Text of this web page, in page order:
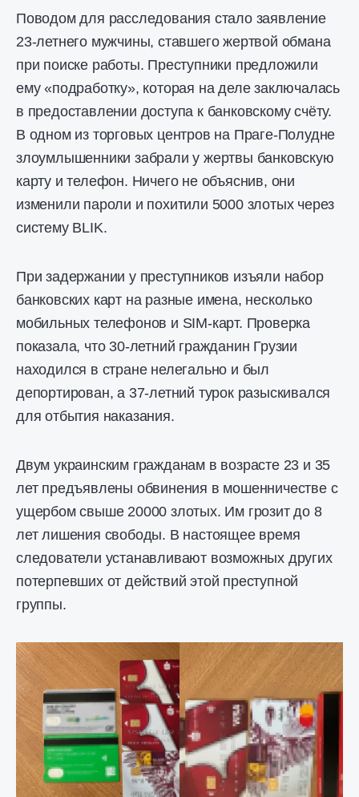
Поводом для расследования стало заявление
23-летнего мужчины, ставшего жертвой обмана
при поиске работы. Преступники предложили
ему «подработку», которая на деле заключалась
в предоставлении доступа к банковскому счёту.
В одном из торговых центров на Праге-Полудне
злоумлышенники забрали у жертвы банковскую
карту и телефон. Ничего не объяснив, они
изменили пароли и похитили 5000 злотых через
систему BLIK.
При задержании у преступников изъяли набор
банковских карт на разные имена, несколько
мобильных телефонов и SIM-карт. Проверка
показала, что 30-летний гражданин Грузии
находился в стране нелегально и был
депортирован, а 37-летний турок разыскивался
для отбытия наказания.
Двум украинским гражданам в возрасте 23 и 35
лет предъявлены обвинения в мошенничестве с
ущербом свыше 20000 злотых. Им грозит до 8
лет лишения свободы. В настоящее время
следователи устанавливают возможных других
потерпевших от действий этой преступной
группы.